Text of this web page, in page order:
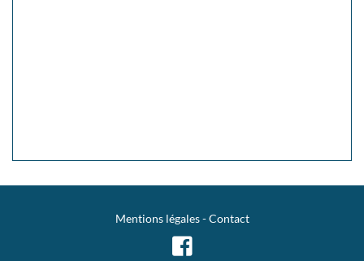
Mentions légales-Contact